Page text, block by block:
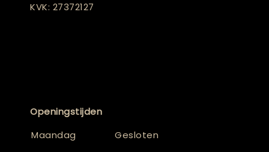
KVK: 27372127
Openingstijden
Maandag
Gesloten